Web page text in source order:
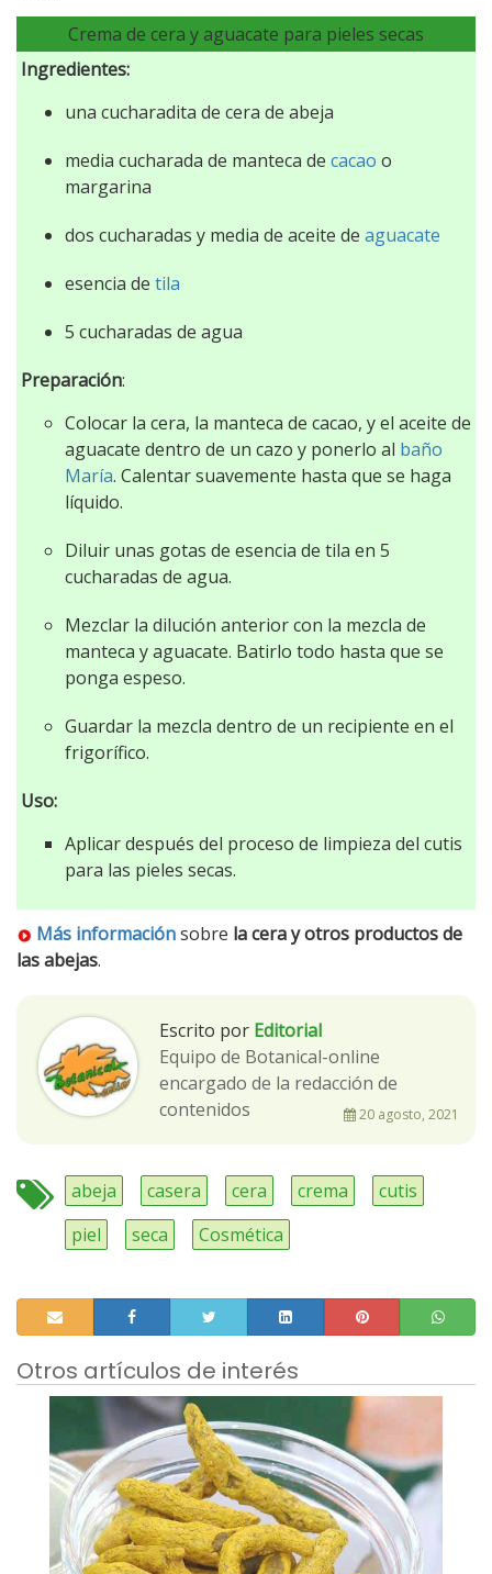
Crema de cera y aguacate para pieles secas
Ingredientes:
una cucharadita de cera de abeja
media cucharada de manteca de cacao o
margarina
dos cucharadas y media de aceite de aguacate
esencia de tila
5 cucharadas de agua
Preparación:
Colocar la cera, la manteca de cacao, y el aceite de
aguacate dentro de un cazo y ponerlo al baño
María. Calentar suavemente hasta que se haga
líquido.
Diluir unas gotas de esencia de tila en 5
cucharadas de agua.
Mezclar la dilución anterior con la mezcla de
manteca y aguacate. Batirlo todo hasta que se
ponga espeso.
Guardar la mezcla dentro de un recipiente en el
frigorífico.
Uso:
Aplicar después del proceso de limpieza del cutis
para las pieles secas.
Más informaciónsobre la cera y otros productos de
las abejas.
Escrito por Editorial
Equipo de Botanical-online
encargado de la redacción de
contenidos
20 agosto, 2021
abeja casera cera crema
cutis
piel
seca Cosmética
Otros artículos de interés